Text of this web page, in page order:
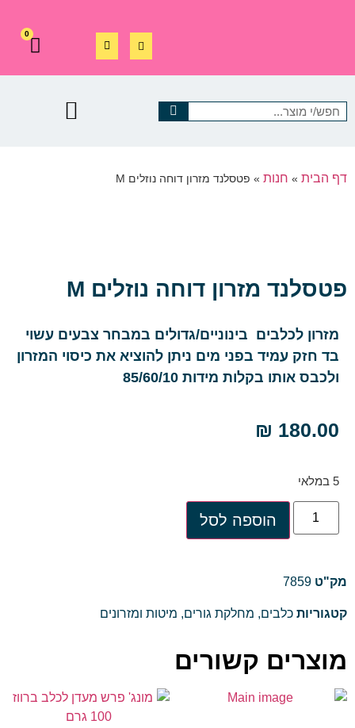
0
דף הבית » חנות » פטסלנד מזרון דוחה נוזלים M
פטסלנד מזרון דוחה נוזלים M
מזרון לכלבים בינוניים/גדולים במבחר צבעים עשוי
בד חזק עמיד בפני מים ניתן להוציא את כיסוי המזרון
ולכבס אותו בקלות מידות 85/60/10
₪ 180.00
5 במלאי
הוספה לסל
מק"ט 7859
קטגוריות כלבים, מחלקת גורים, מיטות ומזרונים
מוצרים קשורים